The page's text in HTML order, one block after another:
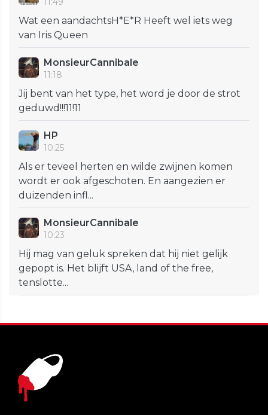
Wat een aandachtsH*E*R Heeft wel iets weg
van Iris Queen
MonsieurCannibale
11:18
Jij bent van het type, het word je door de strot
geduwd!!!11!11
HP
10:25
Als er teveel herten en wilde zwijnen komen
wordt er ook afgeschoten. En aangezien er
duizenden infl...
MonsieurCannibale
10:23
Hij mag van geluk spreken dat hij niet gelijk
gepopt is. Het blijft USA, land of the free,
tenslotte...